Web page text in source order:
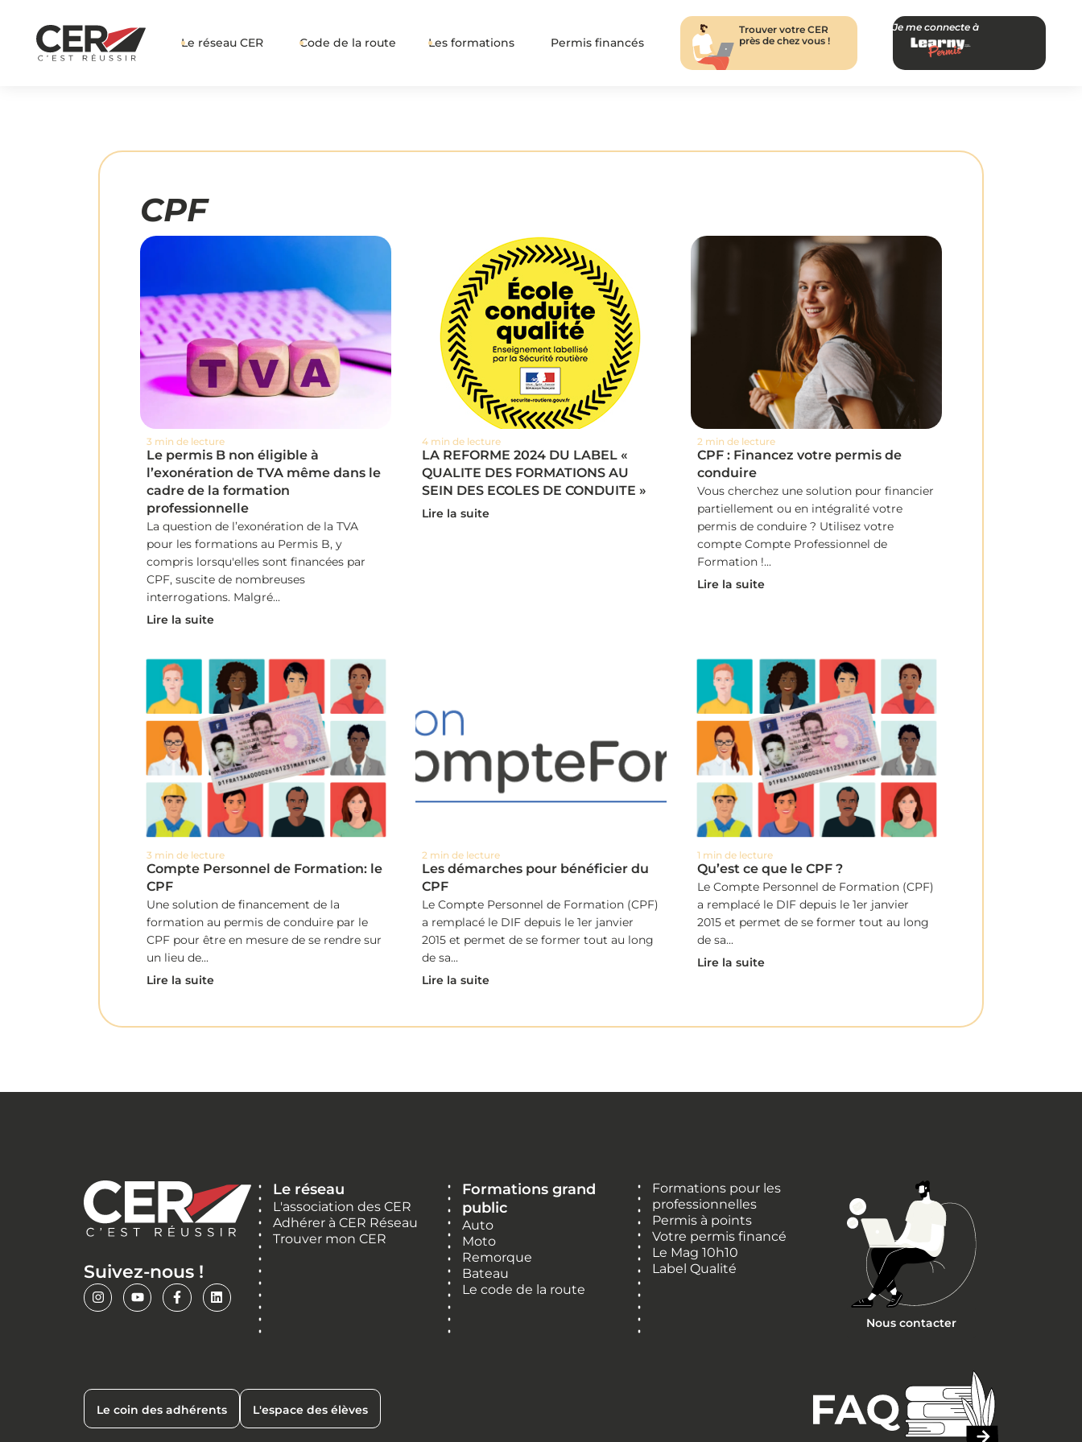
Le réseau CER Code de la route Les formations Permis financés
Trouver votre CER
près de chez vous !
Je me connecte à
CPF
3 min de lecture
Le permis B non éligible à
l’exonération de TVA même dans le
cadre de la formation
professionnelle
La question de l’exonération de la TVA
pour les formations au Permis B, y
compris lorsqu'elles sont financées par
CPF, suscite de nombreuses
interrogations. Malgré...
Lire la suite
4 min de lecture
LA REFORME 2024 DU LABEL «
QUALITE DES FORMATIONS AU
SEIN DES ECOLES DE CONDUITE »
Lire la suite
2 min de lecture
CPF : Financez votre permis de
conduire
Vous cherchez une solution pour financier
partiellement ou en intégralité votre
permis de conduire ? Utilisez votre
compte Compte Professionnel de
Formation !...
Lire la suite
3 min de lecture
Compte Personnel de Formation: le
CPF
Une solution de financement de la
formation au permis de conduire par le
CPF pour être en mesure de se rendre sur
un lieu de...
Lire la suite
2 min de lecture
Les démarches pour bénéficier du
CPF
Le Compte Personnel de Formation (CPF)
a remplacé le DIF depuis le 1er janvier
2015 et permet de se former tout au long
de sa...
Lire la suite
1 min de lecture
Qu’est ce que le CPF ?
Le Compte Personnel de Formation (CPF)
a remplacé le DIF depuis le 1er janvier
2015 et permet de se former tout au long
de sa...
Lire la suite
Suivez-nous !
Le réseau
L'association des CER
Adhérer à CER Réseau
Trouver mon CER
Formations grand
public
Auto
Moto
Remorque
Bateau
Le code de la route
Formations pour les
professionnelles
Permis à points
Votre permis financé
Le Mag 10h10
Label Qualité
Nous contacter
Le coin des adhérents L'espace des élèves